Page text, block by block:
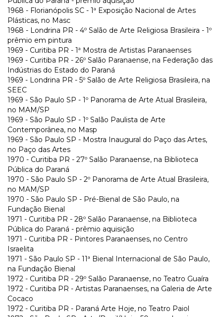
1968 - Florianópolis SC - 1ª Exposição Nacional de Artes
Plásticas, no Masc
1968 - Londrina PR - 4º Salão de Arte Religiosa Brasileira - 1º
prêmio em pintura
1969 - Curitiba PR - 1ª Mostra de Artistas Paranaenses
1969 - Curitiba PR - 26º Salão Paranaense, na Federação das
Indústrias do Estado do Paraná
1969 - Londrina PR - 5º Salão de Arte Religiosa Brasileira, na
SEEC
1969 - São Paulo SP - 1º Panorama de Arte Atual Brasileira,
no MAM/SP
1969 - São Paulo SP - 1º Salão Paulista de Arte
Contemporânea, no Masp
1969 - São Paulo SP - Mostra Inaugural do Paço das Artes,
no Paço das Artes
1970 - Curitiba PR - 27º Salão Paranaense, na Biblioteca
Pública do Paraná
1970 - São Paulo SP - 2º Panorama de Arte Atual Brasileira,
no MAM/SP
1970 - São Paulo SP - Pré-Bienal de São Paulo, na
Fundação Bienal
1971 - Curitiba PR - 28º Salão Paranaense, na Biblioteca
Pública do Paraná - prêmio aquisição
1971 - Curitiba PR - Pintores Paranaenses, no Centro
Israelita
1971 - São Paulo SP - 11ª Bienal Internacional de São Paulo,
na Fundação Bienal
1972 - Curitiba PR - 29º Salão Paranaense, no Teatro Guaíra
1972 - Curitiba PR - Artistas Paranaenses, na Galeria de Arte
Cocaco
1972 - Curitiba PR - Paraná Arte Hoje, no Teatro Paiol